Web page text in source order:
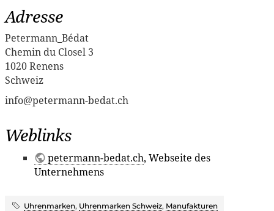
Adresse
Petermann_Bédat
Chemin du Closel 3
1020 Renens
Schweiz
info@petermann-bedat.ch
Weblinks
petermann-bedat.ch, Webseite des
Unternehmens
Uhrenmarken, Uhrenmarken Schweiz, Manufakturen